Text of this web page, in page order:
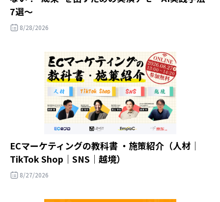
7選～
8/28/2026
ECマーケティングの教科書 ・施策紹介（人材｜
TikTok Shop｜SNS｜越境）
8/27/2026